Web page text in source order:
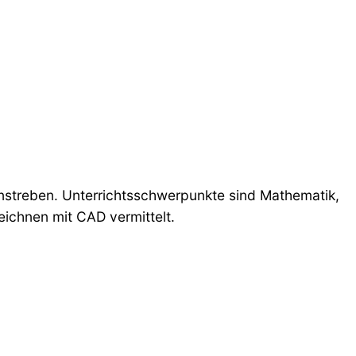
Unterrichtsschwerpunkte sind Mathematik,
mit CAD vermittelt.